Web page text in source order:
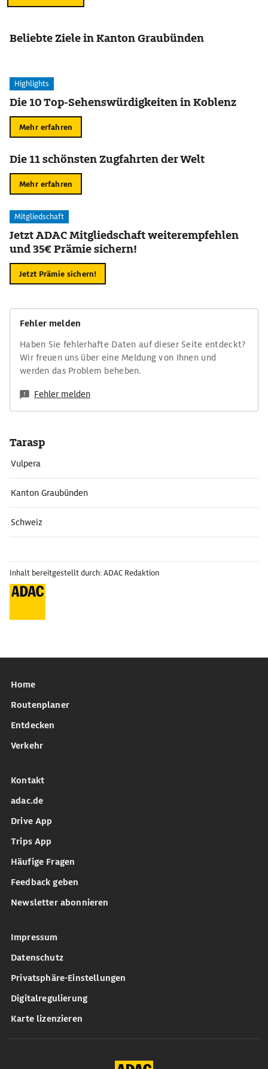
Beliebte Ziele in Kanton Graubünden
Highlights
Die 10 Top-Sehenswürdigkeiten in Koblenz
Mehr erfahren
Die 11 schönsten Zugfahrten der Welt
Mehr erfahren
Mitgliedschaft
Jetzt ADAC Mitgliedschaft weiterempfehlen
und 35€ Prämie sichern!
Jetzt Prämie sichern!
Fehler melden
Haben Sie fehlerhafte Daten auf dieser Seite entdeckt?
Wir freuen uns über eine Meldung von Ihnen und
werden das Problem beheben.
Fehler melden
Tarasp
Vulpera
Kanton Graubünden
Schweiz
Inhalt bereitgestellt durch: ADAC Redaktion
Home
Routenplaner
Entdecken
Verkehr
Kontakt
adac.de
Drive App
Trips App
Häufige Fragen
Feedback geben
Newsletter abonnieren
Impressum
Datenschutz
Privatsphäre-Einstellungen
Digitalregulierung
Karte lizenzieren